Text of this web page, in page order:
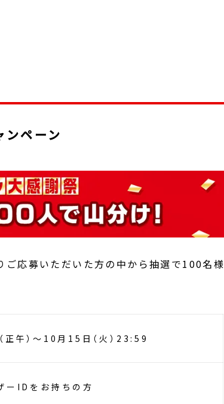
ペーン
ご応募いただいた方の中から抽選で100名様
午）～10月15日（火）23:59
ーIDをお持ちの方